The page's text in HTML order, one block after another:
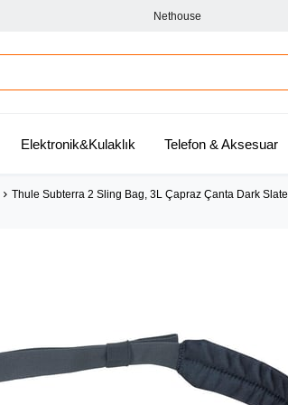
Nethouse
Elektronik&Kulaklık Telefon & Aksesuar
Thule Subterra 2 Sling Bag, 3L Çapraz Çanta Dark Slate